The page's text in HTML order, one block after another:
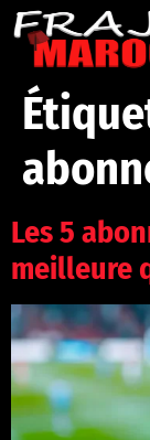
Les 5
meilleure